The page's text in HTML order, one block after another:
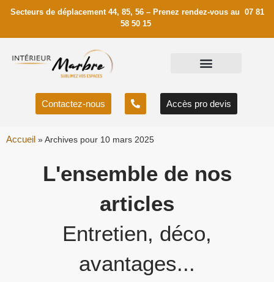
Secteurs de déplacement 44, 85, 56 – Prenez rendez-vous au 07 81
58 50 15
Contactez-nous Accès pro devis
Accueil » Archives pour 10 mars 2025
L'ensemble de nos
articles
Entretien, déco,
avantages...